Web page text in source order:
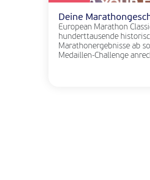
Deine
European Marathon
hunderttausende
Marathonergebnisse ab
Medaillen-Challenge